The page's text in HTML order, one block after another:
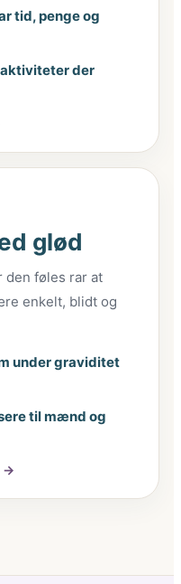
tid, penge og
der
glød
den føles rar at
enkelt, blidt og
under graviditet
til mænd og
→